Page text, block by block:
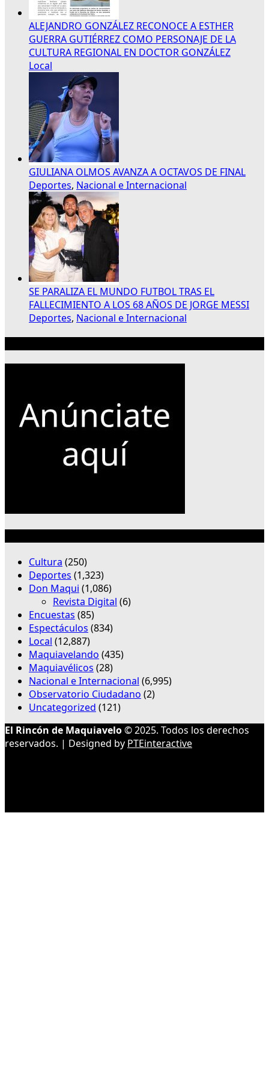
ALEJANDRO GONZÁLEZ RECONOCE A ESTHER
GUERRA GUTIÉRREZ COMO PERSONAJE DE LA
CULTURA REGIONAL EN DOCTOR GONZÁLEZ
Local
GIULIANA OLMOS AVANZA A OCTAVOS DE FINAL
Deportes, Nacional e Internacional
SE PARALIZA EL MUNDO FUTBOL TRAS EL
FALLECIMIENTO A LOS 68 AÑOS DE JORGE MESSI
Deportes, Nacional e Internacional
Cultura (250)
Deportes (1,323)
Don Maqui (1,086)
Revista Digital (6)
Encuestas (85)
Espectáculos (834)
Local (12,887)
Maquiavelando (435)
Maquiavélicos (28)
Nacional e Internacional (6,995)
Observatorio Ciudadano (2)
Uncategorized (121)
El Rincón de Maquiavelo© 2025. Todos los derechos
reservados. | Designed by PTEinteractive